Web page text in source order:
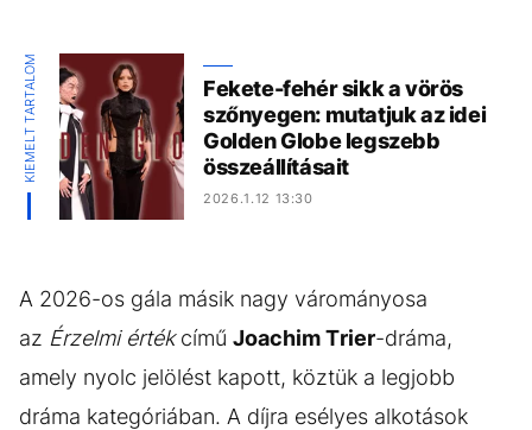
KIEMELT TARTALOM
Fekete-fehér sikk a vörös
szőnyegen: mutatjuk az idei
Golden Globe legszebb
összeállításait
2026.1.12 13:30
A 2026-os gála másik nagy várományosa
az Érzelmi értékcímű Joachim Trier-dráma,
amely nyolc jelölést kapott, köztük a legjobb
dráma kategóriában. A díjra esélyes alkotások